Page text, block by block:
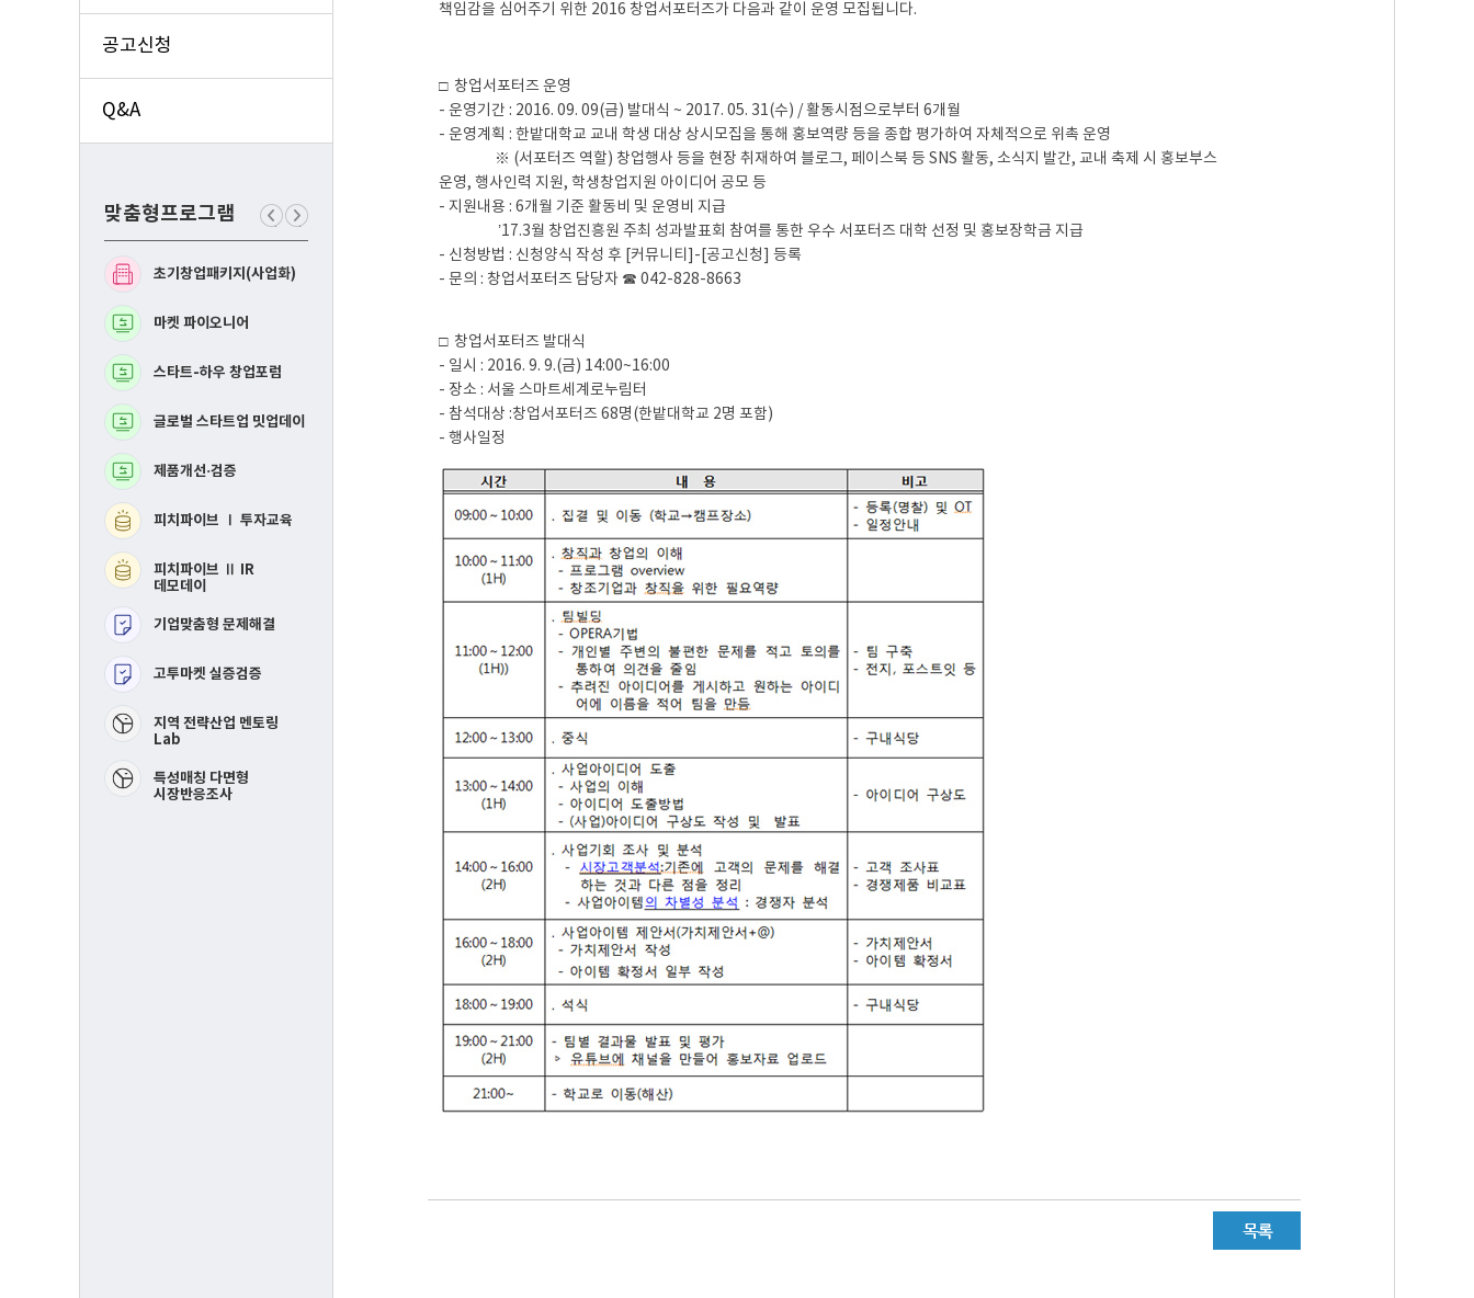
공고신청
Q&A
맞춤형프로그램
맞
춤
맞
춤
초기창업패키지(사업화)
마켓 파이오니어
스타트-하우 창업포럼
글로벌 스타트업 밋업데이
제품개선·검증
피치파이브 Ⅰ 투자교육
피치파이브 Ⅱ IR
데모데이
기업맞춤형 문제해결
고투마켓 실증검증
​지역 전략산업 멘토링
Lab
특성매칭 다면형
시장반응조사
예비창업패키지(사업화)
MVP 제작지원
지역연합 창업활성화Ⅰ-
지역연합 창업활성화 Ⅱ-
스타트-하우 창업포럼​
책임감을 심어주기 위한 2016 창업서포터즈가 다음과 같이 운영 모집됩니다.
□ 창업서포터즈 운영
- 운영기간 : 2016. 09. 09(금) 발대식 ~ 2017. 05. 31(수) / 활동시점으로부터 6개월
- 운영계획 : 한밭대학교 교내 학생 대상 상시모집을 통해 홍보역량 등을 종합 평가하여 자체적으로 위촉 운영
※ (서포터즈 역할) 창업행사 등을 현장 취재하여 블로그, 페이스북 등 SNS 활동, 소식지 발간, 교내 축제 시 홍보부스
운영, 행사인력 지원, 학생창업지원 아이디어 공모 등
- 지원내용 : 6개월 기준 활동비 및 운영비 지급
’17.3월 창업진흥원 주최 성과발표회 참여를 통한 우수 서포터즈 대학 선정 및 홍보장학금 지급
- 신청방법 : 신청양식 작성 후 [커뮤니티]-[공고신청] 등록
- 문의 : 창업서포터즈 담당자 ☎ 042-828-8663
□ 창업서포터즈 발대식
- 일시 : 2016. 9. 9.(금) 14:00~16:00
- 장소 : 서울 스마트세계로누림터
- 참석대상 :창업서포터즈 68명(한밭대학교 2명 포함)
- 행사일정